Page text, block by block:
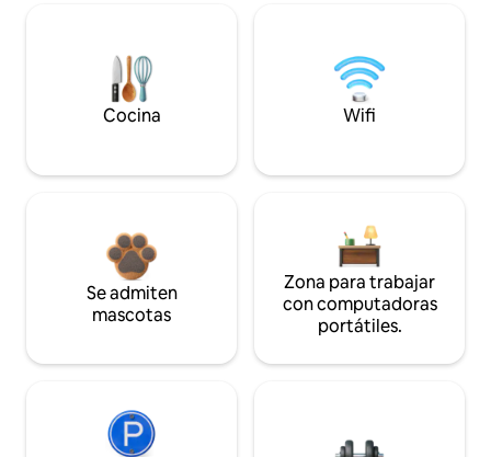
Cocina Wifi
Se admiten
mascotas
Zona para trabajar
con computadoras
portátiles.